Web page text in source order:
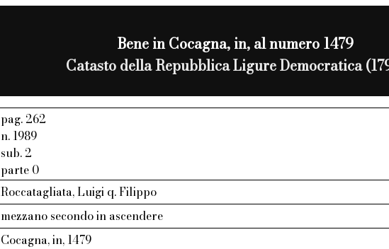
Bene in Cocagna, in, al numero 1479
Catasto della Repubblica Ligure Democratica
pag. 262
n. 1989
sub. 2
parte 0
Roccatagliata, Luigi q. Filippo
mezzano secondo in ascendere
Cocagna, in, 1479